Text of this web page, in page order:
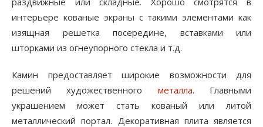
интерьере кованые экраны с такими элементами как
изящная решетка посередине, вставками или
шторками из огнеупорного стекла и т.д.
Камин предоставляет широкие возможности для
решений художественного металла. Главными
украшением может стать кованый или литой
металлический портал. Декоративная плита является